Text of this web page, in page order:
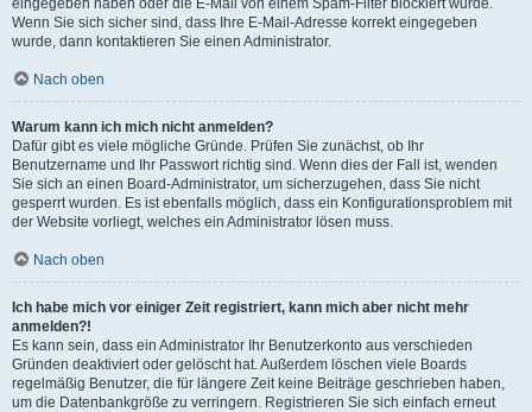
eingegeben haben oder die E-Mail von einem Spam-Filter blockiert wurde.
Wenn Sie sich sicher sind, dass Ihre E-Mail-Adresse korrekt eingegeben
wurde, dann kontaktieren Sie einen Administrator.
Nach oben
Warum kann ich mich nicht anmelden?
Dafür gibt es viele mögliche Gründe. Prüfen Sie zunächst, ob Ihr
Benutzername und Ihr Passwort richtig sind. Wenn dies der Fall ist, wenden
Sie sich an einen Board-Administrator, um sicherzugehen, dass Sie nicht
gesperrt wurden. Es ist ebenfalls möglich, dass ein Konfigurationsproblem mit
der Website vorliegt, welches ein Administrator lösen muss.
Nach oben
Ich habe mich vor einiger Zeit registriert, kann mich aber nicht mehr
anmelden?!
Es kann sein, dass ein Administrator Ihr Benutzerkonto aus verschieden
Gründen deaktiviert oder gelöscht hat. Außerdem löschen viele Boards
regelmäßig Benutzer, die für längere Zeit keine Beiträge geschrieben haben,
um die Datenbankgröße zu verringern. Registrieren Sie sich einfach erneut